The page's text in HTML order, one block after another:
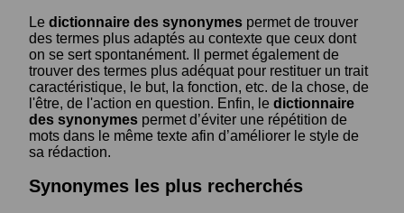
Le dictionnaire des synonymes permet de trouver
des termes plus adaptés au contexte que ceux dont
on se sert spontanément. Il permet également de
trouver des termes plus adéquat pour restituer un trait
caractéristique, le but, la fonction, etc. de la chose, de
l'être, de l'action en question. Enfin, le dictionnaire
des synonymes permet d’éviter une répétition de
mots dans le même texte afin d’améliorer le style de
sa rédaction.
Synonymes les plus recherchés